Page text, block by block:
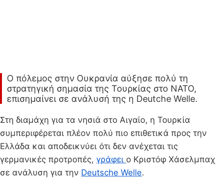
Ο πόλεμος στην Ουκρανία αύξησε πολύ τη
στρατηγική σημασία της Τουρκίας στο ΝΑΤΟ,
επισημαίνει σε ανάλυσή της η Deutche Welle.
Στη διαμάχη για τα νησιά στο Αιγαίο, η Τουρκία
συμπεριφέρεται πλέον πολύ πιο επιθετικά προς την
Ελλάδα και αποδεικνύει ότι δεν ανέχεται τις
γερμανικές προτροπές, γράφει ο Κριστόφ Χάσελμπαχ
σε ανάλυση για την Deutsche Welle.